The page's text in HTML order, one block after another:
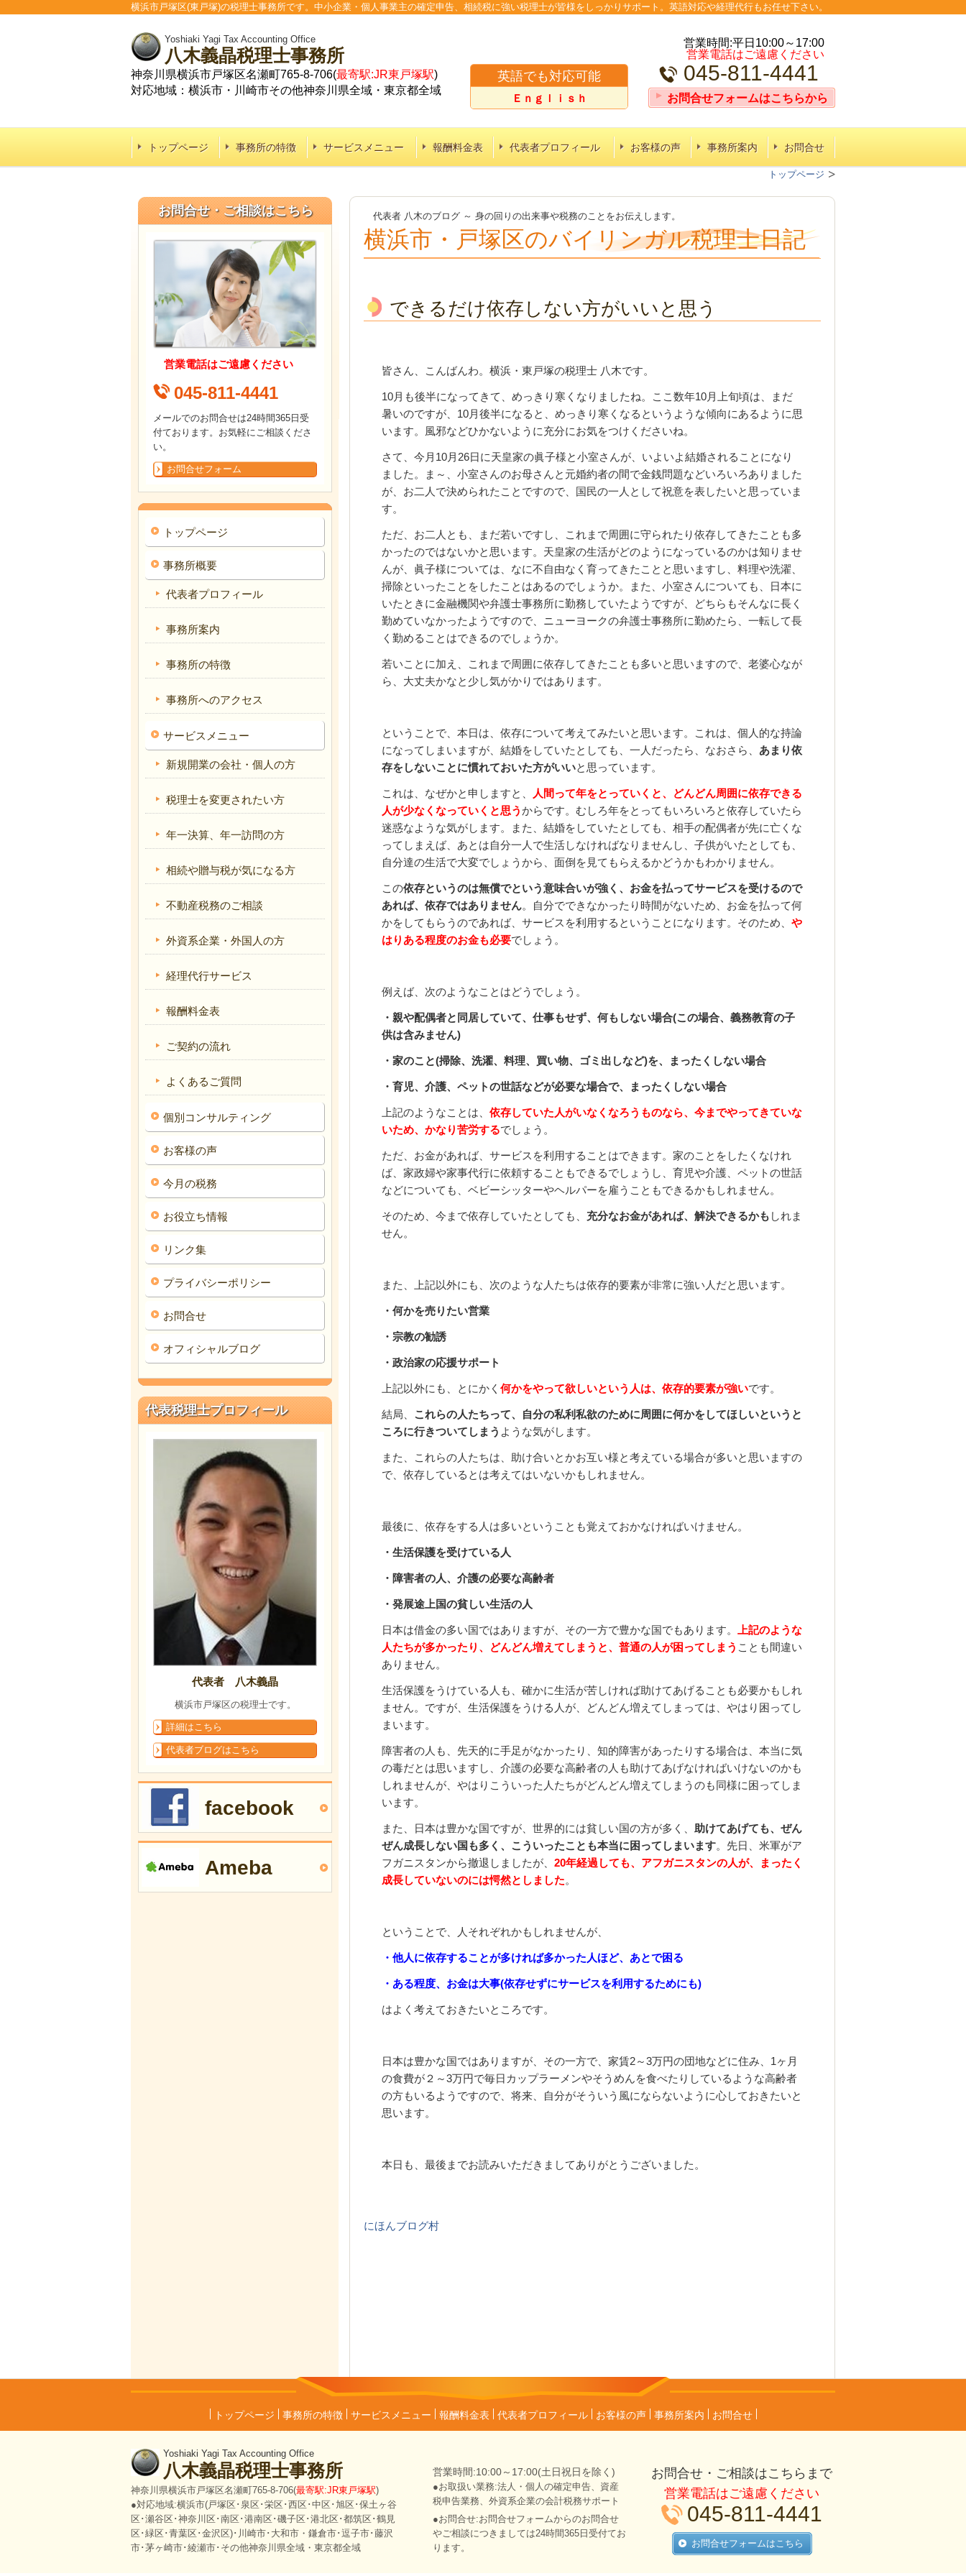
横浜市戸塚区(東戸塚)の税理士事務所です。中小企業・個人事業主の確定申告、相続税に強い税理士が皆様をしっかりサポート。英語対応や経理代行もお任せ下さい。
Yoshiaki Yagi Tax Accounting Office
八木義晶税理士事務所
神奈川県横浜市戸塚区名瀬町765-8-706(最寄駅:JR東戸塚駅)
対応地域：横浜市・川崎市その他神奈川県全域・東京都全域
英語でも対応可能
Ｅｎｇｌｉｓｈ
営業時間:平日10:00～17:00
営業電話はご遠慮ください
045-811-4441
お問合せフォームはこちらから
トップページ 事務所の特徴 サービスメニュー 報酬料金表 代表者プロフィール お客様の声 事務所案内 お問合せ
トップページ
代表者 八木のブログ ～ 身の回りの出来事や税務のことをお伝えします。
横浜市・戸塚区のバイリンガル税理士日記
できるだけ依存しない方がいいと思う
皆さん、こんばんわ。横浜・東戸塚の税理士 八木です。
10月も後半になってきて、めっきり寒くなりましたね。ここ数年10月上旬頃は、まだ
暑いのですが、10月後半になると、めっきり寒くなるというような傾向にあるように思
います。風邪などひかないように充分にお気をつけくださいね。
さて、今月10月26日に天皇家の眞子様と小室さんが、いよいよ結婚されることになり
ました。ま～、小室さんのお母さんと元婚約者の間で金銭問題などいろいろありました
が、お二人で決められたことですので、国民の一人として祝意を表したいと思っていま
す。
ただ、お二人とも、まだ若いですし、これまで周囲に守られたり依存してきたことも多
かったのではないかと思います。天皇家の生活がどのようになっているのかは知りませ
んが、眞子様については、なに不自由なく育ってきたことと思いますし、料理や洗濯、
掃除といったことをしたことはあるのでしょうか。また、小室さんについても、日本に
いたときに金融機関や弁護士事務所に勤務していたようですが、どちらもそんなに長く
勤めていなかったようですので、ニューヨークの弁護士事務所に勤めたら、一転して長
く勤めることはできるのでしょうか。
若いことに加え、これまで周囲に依存してきたことも多いと思いますので、老婆心なが
ら、大丈夫かなと少し気がかりではあります。
ということで、本日は、依存について考えてみたいと思います。これは、個人的な持論
になってしまいますが、結婚をしていたとしても、一人だったら、なおさら、 あまり依
存をしないことに慣れておいた方がいいと思っています。
これは、なぜかと申しますと、
人間って年をとっていくと、どんどん周囲に依存できる
人が少なくなっていくと思うからです。むしろ年をとってもいろいろと依存していたら
迷惑なような気がします。また、結婚をしていたとしても、相手の配偶者が先に亡くな
ってしまえば、あとは自分一人で生活しなければなりませんし、子供がいたとしても、
自分達の生活で大変でしょうから、面倒を見てもらえるかどうかもわかりません。
この依存というのは無償でという意味合いが強く、お金を払ってサービスを受けるので
あれば、依存ではありません。自分でできなかったり時間がないため、お金を払って何
かをしてもらうのであれば、サービスを利用するということになります。そのため、 や
はりある程度のお金も必要でしょう。
例えば、次のようなことはどうでしょう。
・親や配偶者と同居していて、仕事もせず、何もしない場合(この場合、義務教育の子
供は含みません)
・家のこと(掃除、洗濯、料理、買い物、ゴミ出しなど)を、まったくしない場合
・育児、介護、ペットの世話などが必要な場合で、まったくしない場合
上記のようなことは、 依存していた人がいなくなろうものなら、今までやってきていな
いため、かなり苦労するでしょう。
ただ、お金があれば、サービスを利用することはできます。家のことをしたくなけれ
ば、家政婦や家事代行に依頼することもできるでしょうし、育児や介護、ペットの世話
などについても、ベビーシッターやヘルパーを雇うこともできるかもしれません。
そのため、今まで依存していたとしても、 充分なお金があれば、解決できるかも しれま
せん。
また、上記以外にも、次のような人たちは依存的要素が非常に強い人だと思います。
・何かを売りたい営業
・宗教の勧誘
・政治家の応援サポート
上記以外にも、とにかく 何かをやって欲しいという人は、依存的要素が強いです。
結局、 これらの人たちって、自分の私利私欲のために周囲に何かをしてほしいというと
ころに行きついてしまう ような気がします。
また、これらの人たちは、助け合いとかお互い様と考えている場合が多いと思いますの
で、依存しているとは考えてはいないかもしれません。
最後に、依存をする人は多いということも覚えておかなければいけません。
・生活保護を受けている人
・障害者の人、介護の必要な高齢者
・発展途上国の貧しい生活の人
日本は借金の多い国ではありますが、その一方で豊かな国でもあります。
上記のような
人たちが多かったり、どんどん増えてしまうと、普通の人が困ってしまう ことも間違い
ありません。
生活保護をうけている人も、確かに生活が苦しければ助けてあげることも必要かもしれ
ません。ですが、生活保護をうける人が、どんどん増えてしまっては、やはり困ってし
まいます。
障害者の人も、先天的に手足がなかったり、知的障害があったりする場合は、本当に気
の毒だとは思いますし、介護の必要な高齢者の人も助けてあげなければいけないのかも
しれませんが、やはりこういった人たちがどんどん増えてしまうのも同様に困ってしま
います。
また、日本は豊かな国ですが、世界的には貧しい国の方が多く、 助けてあげても、ぜん
ぜん成長しない国も多く、こういったことも本当に困ってしまいます。先日、米軍がア
フガニスタンから撤退しましたが、 20年経過しても、アフガニスタンの人が、まったく
成長していないのには愕然としました。
ということで、人それぞれかもしれませんが、
・他人に依存することが多ければ多かった人ほど、あとで困る
・ある程度、お金は大事(依存せずにサービスを利用するためにも)
はよく考えておきたいところです。
日本は豊かな国ではありますが、その一方で、家賃2～3万円の団地などに住み、1ヶ月
の食費が２～3万円で毎日カップラーメンやそうめんを食べたりしているような高齢者
の方もいるようですので、将来、自分がそういう風にならないように心しておきたいと
思います。
本日も、最後までお読みいただきましてありがとうございました。
にほんブログ村
お問合せ・ご相談はこちら
営業電話はご遠慮ください
045-811-4441
メールでのお問合せは24時間365日受
付ております。お気軽にご相談くださ
い。
お問合せフォーム
トップページ
事務所概要
代表者プロフィール
事務所案内
事務所の特徴
事務所へのアクセス
サービスメニュー
新規開業の会社・個人の方
税理士を変更されたい方
年一決算、年一訪問の方
相続や贈与税が気になる方
不動産税務のご相談
外資系企業・外国人の方
経理代行サービス
報酬料金表
ご契約の流れ
よくあるご質問
個別コンサルティング
お客様の声
今月の税務
お役立ち情報
リンク集
プライバシーポリシー
お問合せ
オフィシャルブログ
代表税理士プロフィール
代表者 八木義晶
横浜市戸塚区の税理士です。
詳細はこちら
代表者ブログはこちら
facebook
Ameba
トップページ 事務所の特徴 サービスメニュー 報酬料金表 代表者プロフィール お客様の声 事務所案内 お問合せ
Yoshiaki Yagi Tax Accounting Office
八木義晶税理士事務所
神奈川県横浜市戸塚区名瀬町765-8-706(最寄駅:JR東戸塚駅)
●対応地域:横浜市(戸塚区･泉区･栄区･西区･中区･旭区･保土ヶ谷
区･瀬谷区･神奈川区･南区･港南区･磯子区･港北区･都筑区･鶴見
区･緑区･青葉区･金沢区)･川崎市･大和市・鎌倉市･逗子市･藤沢
市･茅ヶ崎市･綾瀬市･その他神奈川県全域・東京都全域
営業時間:10:00～17:00(土日祝日を除く)
●お取扱い業務:法人・個人の確定申告、資産
税申告業務、外資系企業の会計税務サポート
●お問合せ:お問合せフォームからのお問合せ
やご相談につきましては24時間365日受付てお
ります。
お問合せ・ご相談はこちらまで
営業電話はご遠慮ください
045-811-4441
お問合せフォームはこちら